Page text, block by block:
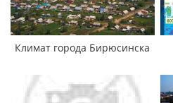
Климат города Бирюсинска